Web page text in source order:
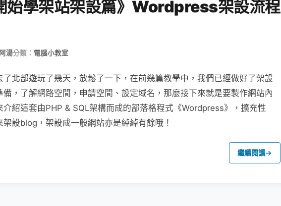
始學架站架設篇》Wordpress架設流程
阿湯分類： 電腦小教室
了北部遊玩了幾天，放鬆了一下，在前幾篇教學中，我們已經做好了架設
備，了解網路空間，申請空間、設定域名，那麼接下來就是要製作網站內
介紹這套由PHP & SQL架構而成的部落格程式《Wordpress》，擴充性
架設blog，架設成一般網站亦是綽綽有餘哦！
繼續閱讀→